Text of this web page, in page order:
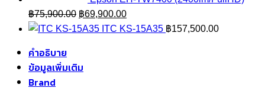
฿75,900.00 Original
price
฿69,900.00Current
price
ITC KS-15A35 ฿157,500.00
คำอธิบาย
ข้อมูลเพิ่มเติม
Brand